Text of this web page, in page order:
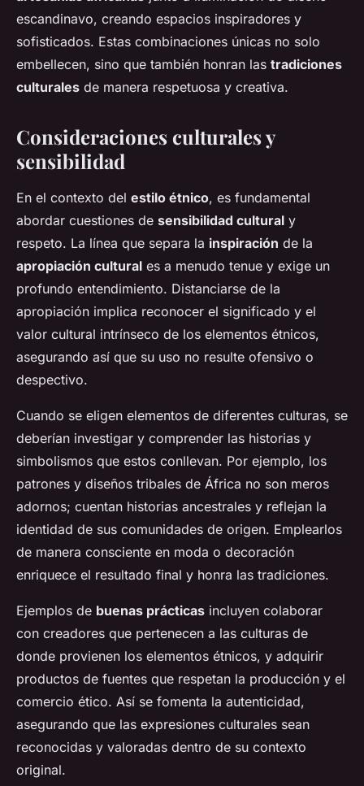
escandinavo, creando espacios inspiradores y
sofisticados. Estas combinaciones únicas no solo
embellecen, sino que también honran las tradiciones
culturales de manera respetuosa y creativa.
Consideraciones culturales y
sensibilidad
En el contexto del estilo étnico, es fundamental
abordar cuestiones de sensibilidad cultural y
respeto. La línea que separa la inspiración de la
apropiación cultural es a menudo tenue y exige un
profundo entendimiento. Distanciarse de la
apropiación implica reconocer el significado y el
valor cultural intrínseco de los elementos étnicos,
asegurando así que su uso no resulte ofensivo o
despectivo.
Cuando se eligen elementos de diferentes culturas, se
deberían investigar y comprender las historias y
simbolismos que estos conllevan. Por ejemplo, los
patrones y diseños tribales de África no son meros
adornos; cuentan historias ancestrales y reflejan la
identidad de sus comunidades de origen. Emplearlos
de manera consciente en moda o decoración
enriquece el resultado final y honra las tradiciones.
Ejemplos de buenas prácticas incluyen colaborar
con creadores que pertenecen a las culturas de
donde provienen los elementos étnicos, y adquirir
productos de fuentes que respetan la producción y el
comercio ético. Así se fomenta la autenticidad,
asegurando que las expresiones culturales sean
reconocidas y valoradas dentro de su contexto
original.